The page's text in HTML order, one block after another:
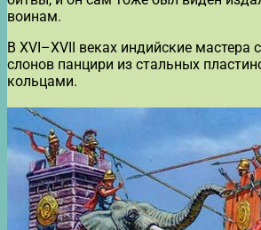
воинам.
В XVI–XVII веках индийские мастера
слонов панцири из стальных
кольцами.